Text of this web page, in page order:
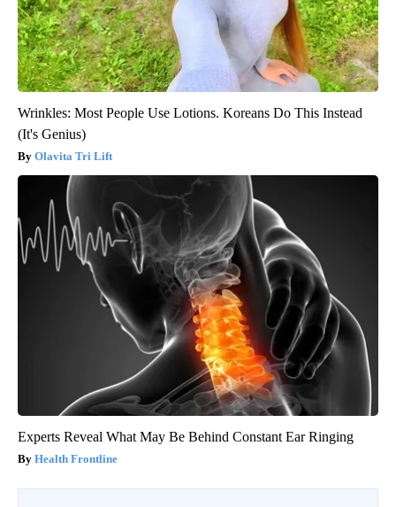
Wrinkles: Most People Use Lotions. Koreans Do This Instead
(It's Genius)
Olavita Tri Lift
Experts Reveal What May Be Behind Constant Ear Ringing
Health Frontline